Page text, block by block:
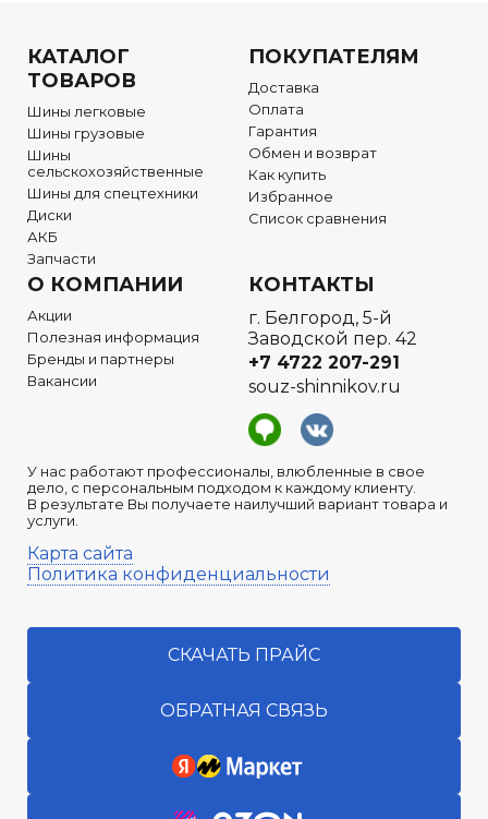
КАТАЛОГ
ТОВАРОВ
Шины легковые
Шины грузовые
Шины
сельскохозяйственные
Шины для спецтехники
Диски
АКБ
Запчасти
ПОКУПАТЕЛЯМ
Доставка
Оплата
Гарантия
Обмен и возврат
Как купить
Избранное
Список сравнения
О КОМПАНИИ
Акции
Полезная информация
Бренды и партнеры
Вакансии
У нас работают профессионалы, влюбленные в свое
дело, с персональным подходом к каждому клиенту.
В результате Вы получаете наилучший вариант товара и
услуги.
Карта сайта
Политика конфиденциальности
КОНТАКТЫ
г. Белгород, 5-й
Заводской пер. 42
+7 4722 207-291
souz-shinnikov.ru
СКАЧАТЬ ПРАЙС
ОБРАТНАЯ СВЯЗЬ